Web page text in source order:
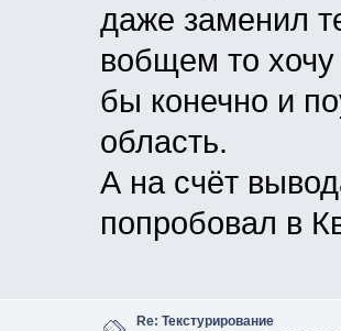
даже заменил
вобщем то
бы конечно и
область.
А на счёт
попробовал в
Re: Текстурирование